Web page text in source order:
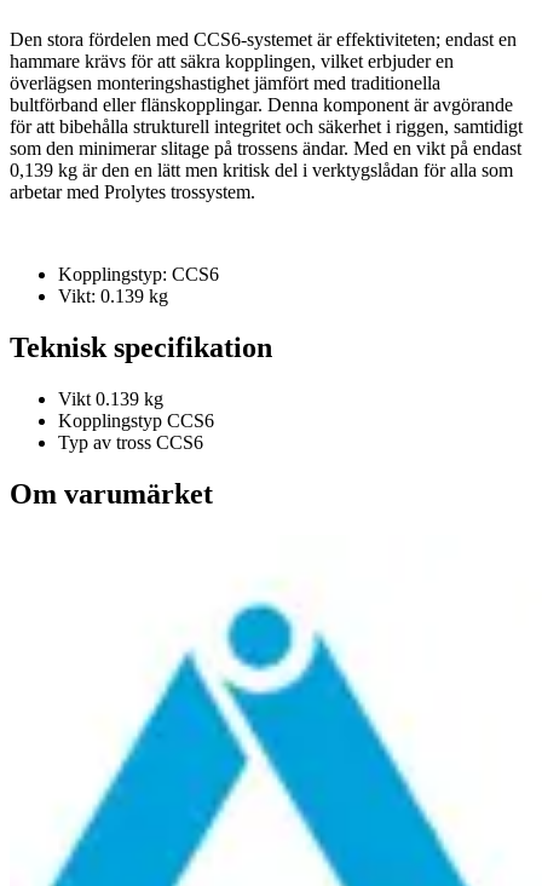
Den stora fördelen med CCS6-systemet är effektiviteten; endast en
hammare krävs för att säkra kopplingen, vilket erbjuder en
överlägsen monteringshastighet jämfört med traditionella
bultförband eller flänskopplingar. Denna komponent är avgörande
för att bibehålla strukturell integritet och säkerhet i riggen, samtidigt
som den minimerar slitage på trossens ändar. Med en vikt på endast
0,139 kg är den en lätt men kritisk del i verktygslådan för alla som
arbetar med Prolytes trossystem.
Kopplingstyp: CCS6
Vikt: 0.139 kg
Teknisk specifikation
Vikt 0.139 kg
Kopplingstyp CCS6
Typ av tross CCS6
Om varumärket